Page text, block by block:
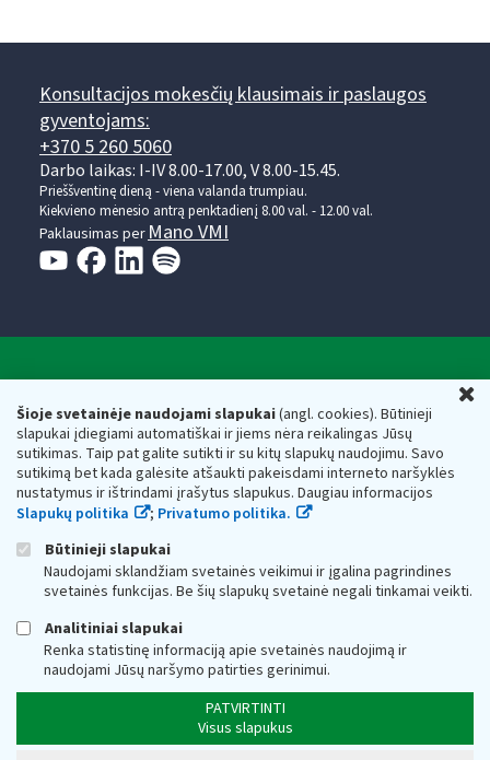
Šioje svetainėje naudojami slapukai(angl. cookies). Būtinieji
slapukai įdiegiami automatiškai ir jiems nėra reikalingas Jūsų
sutikimas. Taip pat galite sutikti ir su kitų slapukų naudojimu. Savo
sutikimą bet kada galėsite atšaukti pakeisdami interneto naršyklės
nustatymus ir ištrindami įrašytus slapukus. Daugiau informacijos
Slapukų politika
; Privatumo politika.
Būtinieji slapukai
Naudojami sklandžiam svetainės veikimui ir įgalina pagrindines
svetainės funkcijas. Be šių slapukų svetainė negali tinkamai veikti.
Analitiniai slapukai
Renka statistinę informaciją apie svetainės naudojimą ir
naudojami Jūsų naršymo patirties gerinimui.
PATVIRTINTI
Visus slapukus
Konsultacijos mokesčių klausimais ir paslaugos
gyventojams:
+370 5 260 5060
Darbo laikas: I-IV 8.00-17.00, V 8.00-15.45.
Prieššventinę dieną - viena valanda trumpiau.
Kiekvieno mėnesio antrą penktadienį 8.00 val. - 12.00 val.
Paklausimas per Mano VMI
Respublikos finansų ministerijos
Biudžetinė įstaiga. Juridinio asmens kodas — 188659752,
adresas: Vasario 16-osios g. 14, 01107 Vilnius, Lietuva, el.paštas:
vmi@vmi.lt, E. pristatymo dėžutės adresas 188659752
Duomenys apie Valstybinę mokesčių inspekciją prie Lietuvos
Respublikos finansų ministerijos kaupiami ir saugomi Juridinių